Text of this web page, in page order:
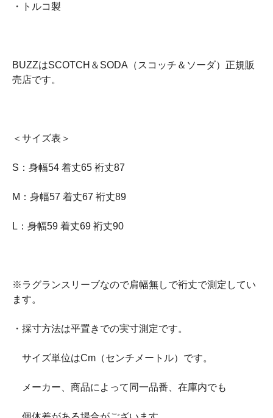
・トルコ製
BUZZはSCOTCH＆SODA（スコッチ＆ソーダ）正規販
売店です。
＜サイズ表＞
S：身幅54 着丈65 裄丈87
M：身幅57 着丈67 裄丈89
L：身幅59 着丈69 裄丈90
※ラグランスリーブなので肩幅無しで裄丈で測定してい
ます。
・採寸方法は平置きでの実寸測定です。
サイズ単位はCm（センチメートル）です。
メーカー、商品によって同一品番、在庫内でも